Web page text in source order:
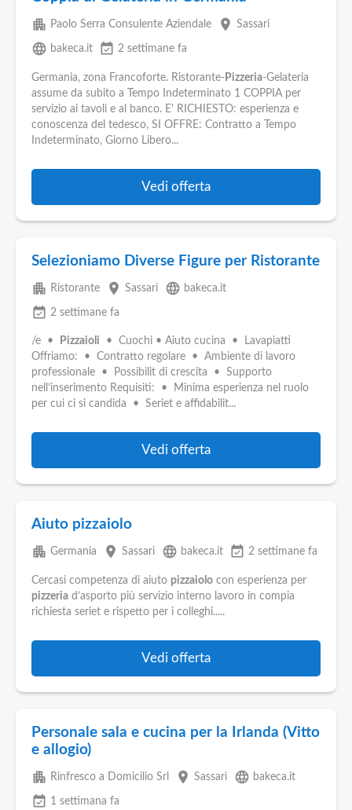
apartment Paolo Serra Consulente Aziendale place Sassari
language bakeca.it event_available 2 settimane fa
Germania, zona Francoforte. Ristorante- Pizzeria-Gelateria
assume da subito a Tempo Indeterminato 1 COPPIA per
servizio ai tavoli e al banco. E' RICHIESTO: esperienza e
conoscenza del tedesco, SI OFFRE: Contratto a Tempo
Indeterminato, Giorno Libero...
Vedi offerta
Selezioniamo Diverse Figure per Ristorante
apartment Ristorante place Sassari language bakeca.it
event_available 2 settimane fa
/e • Pizzaioli • Cuochi • Aiuto cucina • Lavapiatti
Offriamo: • Contratto regolare • Ambiente di lavoro
professionale • Possibilit di crescita • Supporto
nell’inserimento Requisiti: • Minima esperienza nel ruolo
per cui ci si candida • Seriet e affidabilit...
Vedi offerta
Aiuto pizzaiolo
apartment Germania place Sassari language bakeca.it event_available 2 settimane fa
Cercasi competenza di aiuto pizzaiolo con esperienza per
pizzeria d’asporto più servizio interno lavoro in compia
richiesta seriet e rispetto per i colleghi.....
Vedi offerta
Personale sala e cucina per la Irlanda (Vitto
e allogio)
apartment Rinfresco a Domicilio Srl place Sassari language bakeca.it
event_available 1 settimana fa